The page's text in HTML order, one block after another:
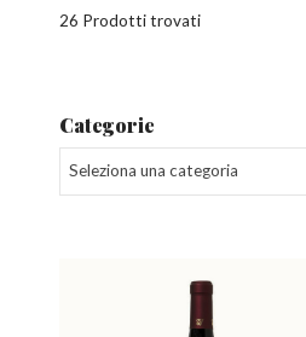
26 Prodotti trovati
Categorie
Seleziona una categoria